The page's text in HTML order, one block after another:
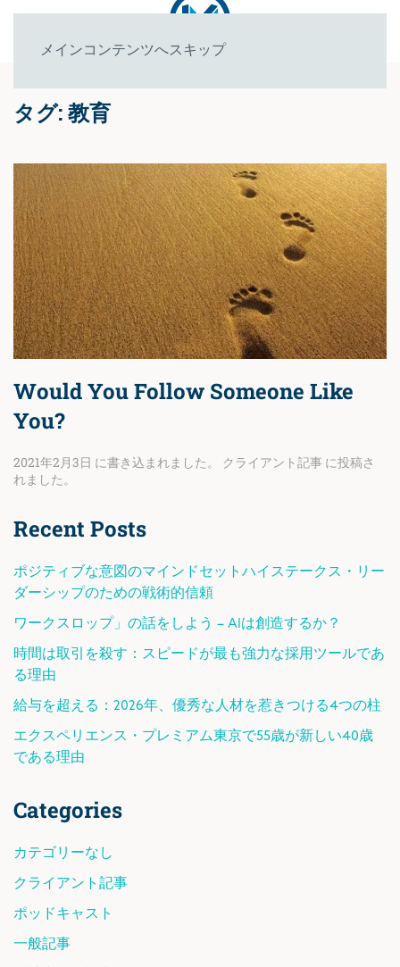
メインコンテンツへスキップ
タグ:教育
Would You Follow Someone Like
You?
2021年2月3日 に書き込まれました。 クライアント記事 に投稿さ
れました。
Recent Posts
ポジティブな意図のマインドセットハイステークス・リー
ダーシップのための戦術的信頼
ワークスロップ」の話をしよう – AIは創造するか？
時間は取引を殺す：スピードが最も強力な採用ツールであ
る理由
給与を超える：2026年、優秀な人材を惹きつける4つの柱
エクスペリエンス・プレミアム東京で55歳が新しい40歳
である理由
Categories
カテゴリーなし
クライアント記事
ポッドキャスト
一般記事